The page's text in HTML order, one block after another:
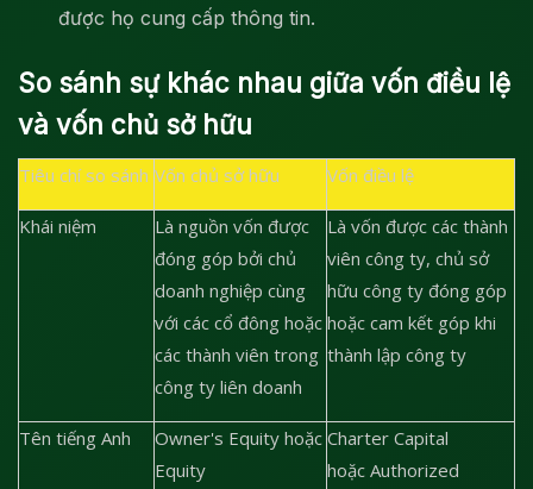
được họ cung cấp thông tin.
So sánh sự khác nhau giữa vốn điều lệ
và vốn chủ sở hữu
Tiêu chí so sánh Vốn chủ sở hữu Vốn điều lệ
Khái niệm
Là nguồn vốn được
đóng góp bởi chủ
doanh nghiệp cùng
với các cổ đông hoặc
các thành viên trong
công ty liên doanh
Là vốn được các thành
viên công ty, chủ sở
hữu công ty đóng góp
hoặc cam kết góp khi
thành lập công ty
Tên tiếng Anh
Owner's Equity hoặc
Equity
Charter Capital
hoặc Authorized